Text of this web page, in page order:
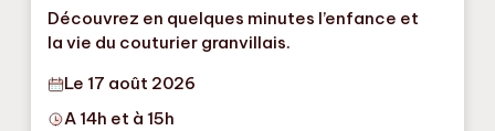
Découvrez en quelques minutes l’enfance et
la vie du couturier granvillais.
Le 17 août 2026
A 14h et à 15h